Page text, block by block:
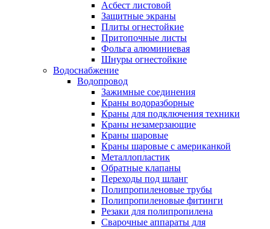
Асбест листовой
Защитные экраны
Плиты огнестойкие
Притопочные листы
Фольга алюминиевая
Шнуры огнестойкие
Водоснабжение
Водопровод
Зажимные соединения
Краны водоразборные
Краны для подключения техники
Краны незамерзающие
Краны шаровые
Краны шаровые с американкой
Металлопластик
Обратные клапаны
Переходы под шланг
Полипропиленовые трубы
Полипропиленовые фитинги
Резаки для полипропилена
Сварочные аппараты для